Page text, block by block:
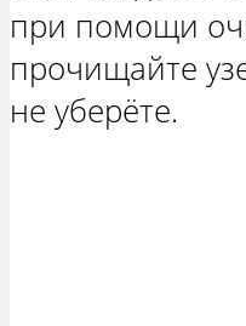
при помощи
прочищайте
не уберёте.